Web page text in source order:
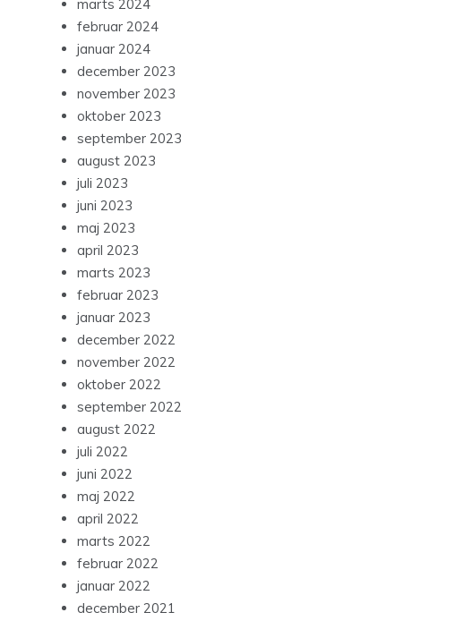
marts 2024
februar 2024
januar 2024
december 2023
november 2023
oktober 2023
september 2023
august 2023
juli 2023
juni 2023
maj 2023
april 2023
marts 2023
februar 2023
januar 2023
december 2022
november 2022
oktober 2022
september 2022
august 2022
juli 2022
juni 2022
maj 2022
april 2022
marts 2022
februar 2022
januar 2022
december 2021